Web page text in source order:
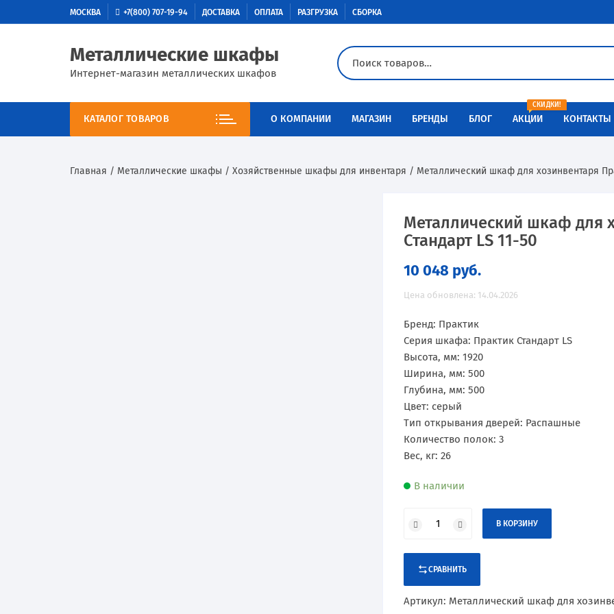
МОСКВА +7(800) 707-19-94 ДОСТАВКА ОПЛАТА РАЗГРУЗКА СБОРКА
Металлические шкафы
Интернет-магазин металлических шкафов
КАТАЛОГ ТОВАРОВ О КОМПАНИИ МАГАЗИН БРЕНДЫ
Контур
Металл-Завод
Промет
Рипост
БЛОГ
Сейфы
АКЦИИ
СКИДКИ!
КОНТАКТЫ
Главная / Металлические шкафы / Хозяйственные шкафы для инвентаря / Металлический шкаф для хозинвентаря
Металлический шкаф для
Стандарт LS 11-50
10 048 руб.
Цена обновлена: 14.04.2026
Бренд: Практик
Серия шкафа: Практик Стандарт LS
Высота, мм: 1920
Ширина, мм: 500
Глубина, мм: 500
Цвет: серый
Тип открывания дверей: Распашные
Количество полок: 3
Вес, кг: 26
В наличии
В КОРЗИНУ
СРАВНИТЬ
Артикул: Металлический шкаф для